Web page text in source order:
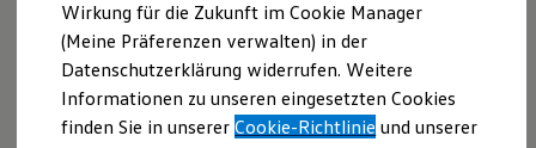
Kommunen & Behörden
Journalisten
Sportvereine
Branchenlösungen
Bau & Handwerk
Gewerbliche Personenbeförderung
Service & mobile Werkstätten
Impressum &
Rechtliches
Wirkung für die Zukunft im Cookie Manager
(Meine Präferenzen verwalten) in der
Datenschutzerklärung widerrufen. Weitere
Informationen zu unseren eingesetzten Cookies
finden Sie in unsererCookie-Richtlinie und unserer